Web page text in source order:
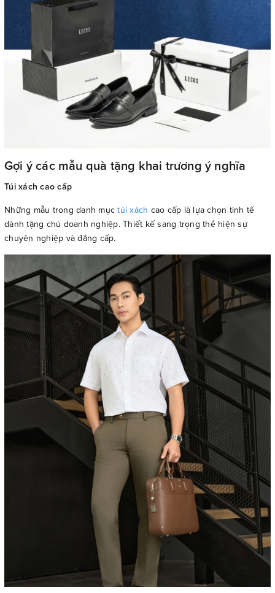
Gợi ý các mẫu quà tặng khai trương ý nghĩa
Túi xách cao cấp
Những mẫu trong danh mụctúi xách cao cấp là lựa chọn tinh tế
dành tặng chủ doanh nghiệp. Thiết kế sang trọng thể hiện sự
chuyên nghiệp và đẳng cấp.